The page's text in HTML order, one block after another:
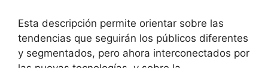
Esta descripción permite orientar sobre las
tendencias que seguirán los públicos diferentes
y segmentados, pero ahora interconectados por